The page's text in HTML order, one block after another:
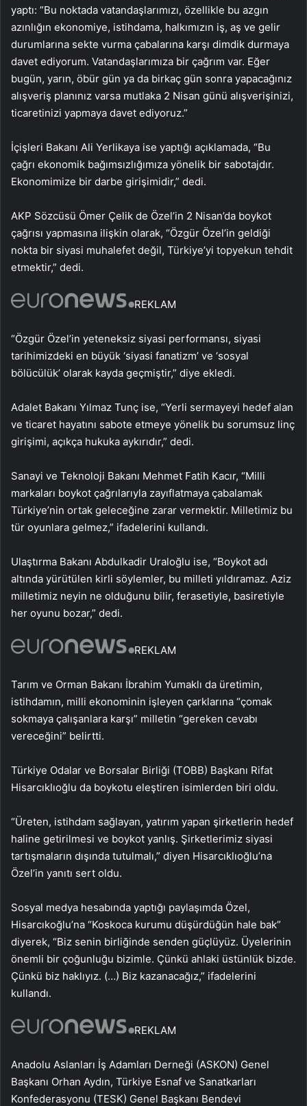
yaptı: ”Bu noktada vatandaşlarımızı, özellikle bu azgın
azınlığın ekonomiye, istihdama, halkımızın iş, aş ve gelir
durumlarına sekte vurma çabalarına karşı dimdik durmaya
davet ediyorum. Vatandaşlarımıza bir çağrım var. Eğer
bugün, yarın, öbür gün ya da birkaç gün sonra yapacağınız
alışveriş planınız varsa mutlaka 2 Nisan günü alışverişinizi,
ticaretinizi yapmaya davet ediyoruz.”
İçişleri Bakanı Ali Yerlikaya ise yaptığı açıklamada, “Bu
çağrı ekonomik bağımsızlığımıza yönelik bir sabotajdır.
Ekonomimize bir darbe girişimidir,” dedi.
AKP Sözcüsü Ömer Çelik de Özel’in 2 Nisan’da boykot
çağrısı yapmasına ilişkin olarak, “Özgür Özel’in geldiği
nokta bir siyasi muhalefet değil, Türkiye’yi topyekun tehdit
etmektir,” dedi.
REKLAM
“Özgür Özel’in yeteneksiz siyasi performansı, siyasi
tarihimizdeki en büyük ‘siyasi fanatizm’ ve ‘sosyal
bölücülük’ olarak kayda geçmiştir,” diye ekledi.
Adalet Bakanı Yılmaz Tunç ise, “Yerli sermayeyi hedef alan
ve ticaret hayatını sabote etmeye yönelik bu sorumsuz linç
girişimi, açıkça hukuka aykırıdır,” dedi.
Sanayi ve Teknoloji Bakanı Mehmet Fatih Kacır, “Milli
markaları boykot çağrılarıyla zayıflatmaya çabalamak
Türkiye’nin ortak geleceğine zarar vermektir. Milletimiz bu
tür oyunlara gelmez,” ifadelerini kullandı.
Ulaştırma Bakanı Abdulkadir Uraloğlu ise, “Boykot adı
altında yürütülen kirli söylemler, bu milleti yıldıramaz. Aziz
milletimiz neyin ne olduğunu bilir, ferasetiyle, basiretiyle
her oyunu bozar,” dedi.
REKLAM
Tarım ve Orman Bakanı İbrahim Yumaklı da üretimin,
istihdamın, milli ekonominin işleyen çarklarına “çomak
sokmaya çalışanlara karşı” milletin “gereken cevabı
vereceğini” belirtti.
Türkiye Odalar ve Borsalar Birliği (TOBB) Başkanı Rifat
Hisarcıklıoğlu da boykotu eleştiren isimlerden biri oldu.
“Üreten, istihdam sağlayan, yatırım yapan şirketlerin hedef
haline getirilmesi ve boykot yanlış. Şirketlerimiz siyasi
tartışmaların dışında tutulmalı,” diyen Hisarcıklıoğlu’na
Özel’in yanıtı sert oldu.
Sosyal medya hesabında yaptığı paylaşımda Özel,
Hisarcıkoğlu’na “Koskoca kurumu düşürdüğün hale bak”
diyerek, “Biz senin birliğinde senden güçlüyüz. Üyelerinin
önemli bir çoğunluğu bizimle. Çünkü ahlaki üstünlük bizde.
Çünkü biz haklıyız. (…) Biz kazanacağız,” ifadelerini
kullandı.
REKLAM
Anadolu Aslanları İş Adamları Derneği (ASKON) Genel
Başkanı Orhan Aydın, Türkiye Esnaf ve Sanatkarları
Konfederasyonu (TESK) Genel Başkanı Bendevi